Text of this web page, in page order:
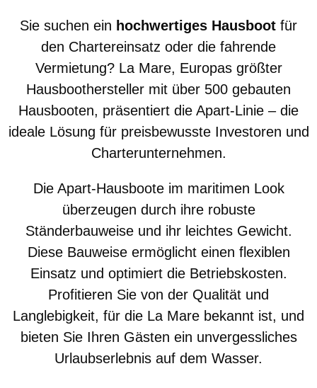
Sie suchen ein hochwertiges Hausboot für
den Chartereinsatz oder die fahrende
Vermietung? La Mare, Europas größter
Hausboothersteller mit über 500 gebauten
Hausbooten, präsentiert die Apart-Linie – die
ideale Lösung für preisbewusste Investoren und
Charterunternehmen.
Die Apart-Hausboote im maritimen Look
überzeugen durch ihre robuste
Ständerbauweise und ihr leichtes Gewicht.
Diese Bauweise ermöglicht einen flexiblen
Einsatz und optimiert die Betriebskosten.
Profitieren Sie von der Qualität und
Langlebigkeit, für die La Mare bekannt ist, und
bieten Sie Ihren Gästen ein unvergessliches
Urlaubserlebnis auf dem Wasser.